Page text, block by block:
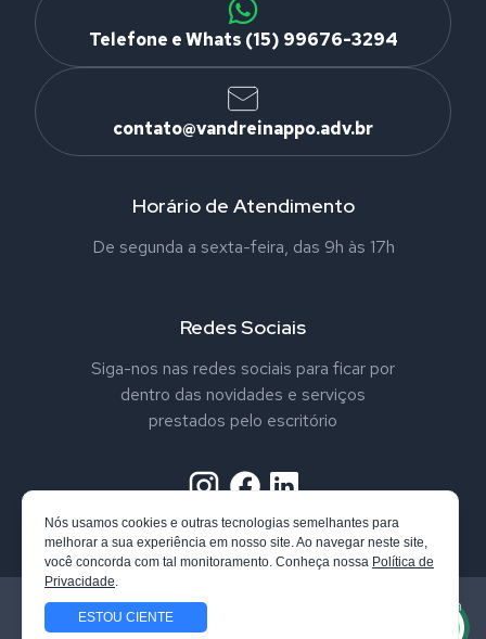
Telefone e Whats (15) 99676-3294
contato@vandreinappo.adv.br
Horário de Atendimento
De segunda a sexta-feira, das 9h às 17h
Redes Sociais
Siga-nos nas redes sociais para ficar por
dentro das novidades e serviços
prestados pelo escritório
Todos os direitos reservados. Vandrei Nappo Advogado. Confira
nossa
Política de Privacidade
Nós usamos cookies e outras tecnologias semelhantes para
melhorar a sua experiência em nosso site. Ao navegar neste site,
você concorda com tal monitoramento. Conheça nossa Política de
Privacidade.
ESTOU CIENTE